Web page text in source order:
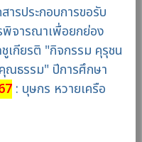
สารประกอบการขอรับ
พิจารณาเพื่อยกย่อง
ชูเกียรติ "กิจกรรม คุรุชน
ณธรรม" ปีการศึกษา
: บุษกร หวายเครือ